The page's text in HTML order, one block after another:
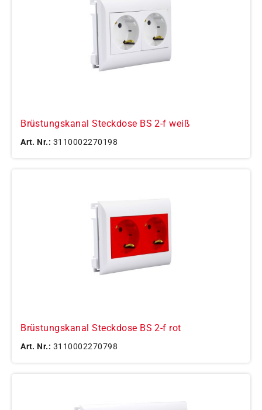
Brüstungskanal Steckdose BS 2-f weiß
Art. Nr.: 3110002270198
Brüstungskanal Steckdose BS 2-f rot
Art. Nr.: 3110002270798